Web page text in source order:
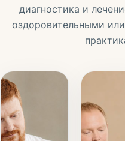
диагностика и
оздоровительными